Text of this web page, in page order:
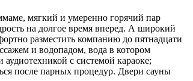
мягкий и умеренно горячий пар
на долгое время вперед. А широкий
разместить компанию до пятнадцати
и водопадом, вода в котором
с системой караоке;
после парных процедур. Двери сауны